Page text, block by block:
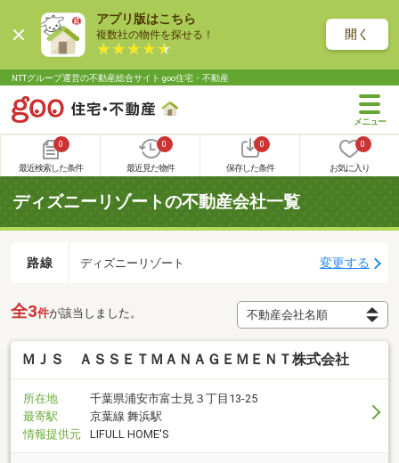
アプリ版はこちら
複数社の物件を探せる！ 開く
NTTグループ運営の不動産総合サイト goo住宅・不動産
0
最近検索した条件
0
最近見た物件
0
保存した条件
0
お気に入り
ディズニーリゾートの不動産会社一覧
路線 ディズニーリゾート 変更する
全3件が該当しました。
ＭＪＳ ＡＳＳＥＴＭＡＮＡＧＥＭＥＮＴ株式会社
所在地
千葉県浦安市富士見３丁目13-25
最寄駅
京葉線 舞浜駅
情報提供元
LIFULL HOME'S